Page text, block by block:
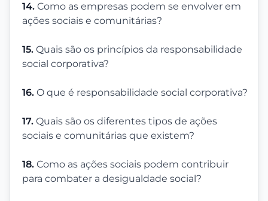
14. Como as empresas podem se envolver em
ações sociais e comunitárias?
15. Quais são os princípios da responsabilidade
social corporativa?
16. O que é responsabilidade social corporativa?
17. Quais são os diferentes tipos de ações
sociais e comunitárias que existem?
18. Como as ações sociais podem contribuir
para combater a desigualdade social?